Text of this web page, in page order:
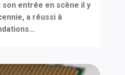
son entrée en scène il y
a réussi à